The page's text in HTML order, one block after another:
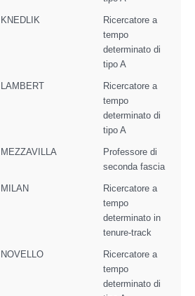
KNEDLIK
Ricercatore a
tempo
determinato di
tipo A
LAMBERT
Ricercatore a
tempo
determinato di
tipo A
MEZZAVILLA
Professore di
seconda fascia
MILAN
Ricercatore a
tempo
determinato in
tenure-track
NOVELLO
Ricercatore a
tempo
determinato di